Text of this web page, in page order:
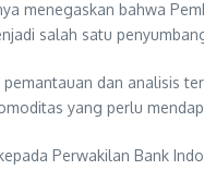
menegaskan bahwa
salah satu
dan analisis
yang perlu
Perwakilan Bank